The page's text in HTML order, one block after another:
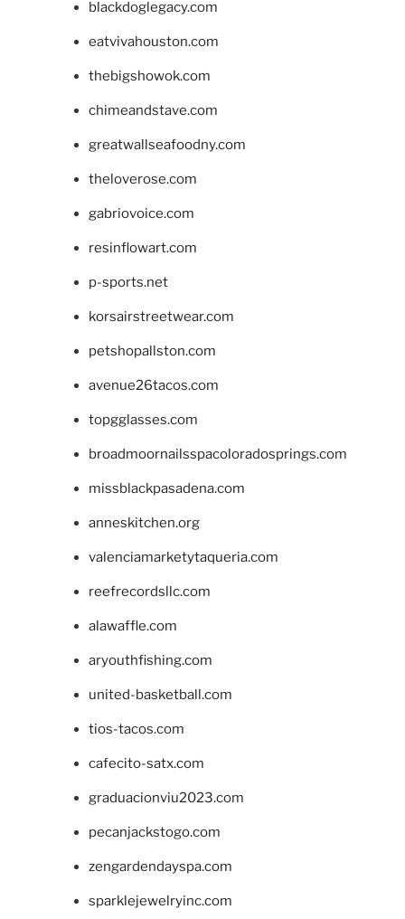
blackdoglegacy.com
eatvivahouston.com
thebigshowok.com
chimeandstave.com
greatwallseafoodny.com
theloverose.com
gabriovoice.com
resinflowart.com
p-sports.net
korsairstreetwear.com
petshopallston.com
avenue26tacos.com
topgglasses.com
broadmoornailsspacoloradosprings.com
missblackpasadena.com
anneskitchen.org
valenciamarketytaqueria.com
reefrecordsllc.com
alawaffle.com
aryouthfishing.com
united-basketball.com
tios-tacos.com
cafecito-satx.com
graduacionviu2023.com
pecanjackstogo.com
zengardendayspa.com
sparklejewelryinc.com